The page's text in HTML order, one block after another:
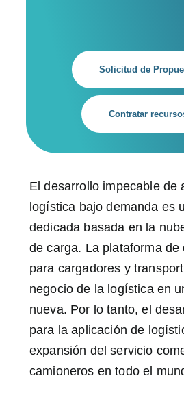
Solicitud de
Contratar
El desarrollo impecable de
logística bajo demanda es
dedicada basada en la
de carga. La plataforma de
para cargadores y
negocio de la logística en
nueva. Por lo tanto, el
para la aplicación de
expansión del servicio
camioneros en todo el